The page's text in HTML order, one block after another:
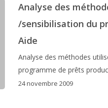
Analyse des
/sensibilisation du
Aide
Analyse des méthodes
programme de prêts
24 novembre 2009